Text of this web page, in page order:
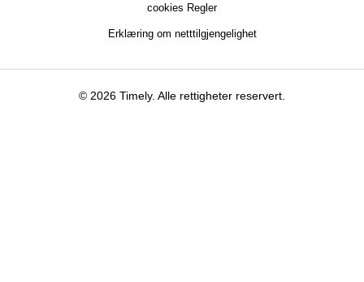
cookies Regler
Erklæring om netttilgjengelighet
© 2026 Timely. Alle rettigheter reservert.